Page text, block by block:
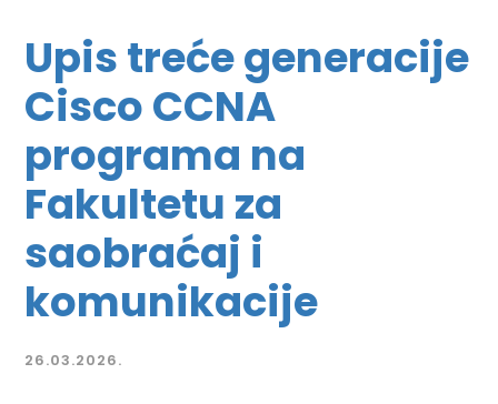
Upis treće generacije
Cisco CCNA
programa na
Fakultetu za
saobraćaj i
komunikacije
26.03.2026.